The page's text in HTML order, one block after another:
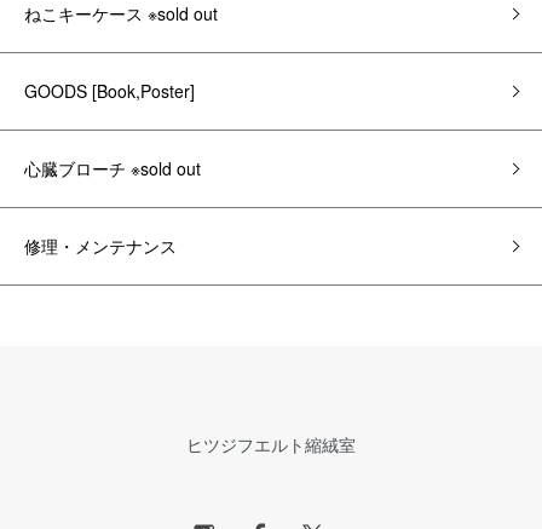
ねこキーケース ※sold out
GOODS [Book,Poster]
心臓ブローチ ※sold out
修理・メンテナンス
ヒツジフエルト縮絨室